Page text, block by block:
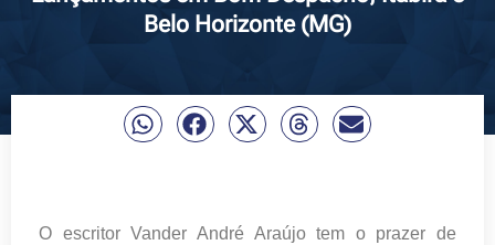
Belo Horizonte (MG)
O escritor Vander André Araújo tem o prazer de